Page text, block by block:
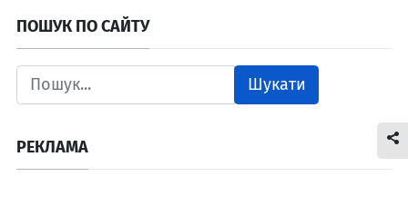
ПОШУК ПО САЙТУ
Шукати
РЕКЛАМА